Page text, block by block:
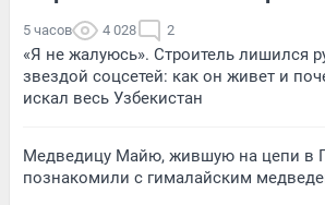
5 часов 4 028 2
«Я не жалуюсь». Строитель лишился
звездой соцсетей: как он живет и
искал весь Узбекистан
Медведицу Майю, жившую на цепи в
познакомили с гималайским